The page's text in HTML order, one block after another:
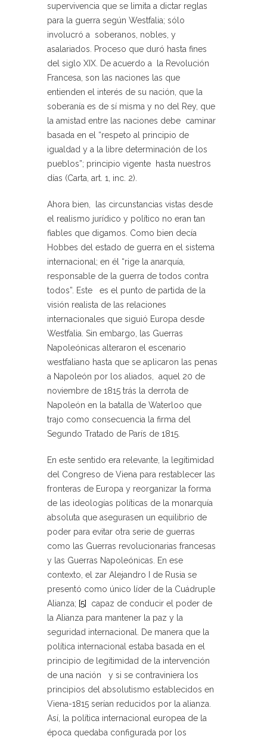
supervivencia que se limita a dictar reglas
para la guerra según Westfalia; sólo
involucró a soberanos, nobles, y
asalariados. Proceso que duró hasta fines
del siglo XIX. De acuerdo a la Revolución
Francesa, son las naciones las que
entienden el interés de su nación, que la
soberanía es de sí misma y no del Rey, que
la amistad entre las naciones debe caminar
basada en el “respeto al principio de
igualdad y a la libre determinación de los
pueblos”; principio vigente hasta nuestros
días (Carta, art. 1, inc. 2).
Ahora bien, las circunstancias vistas desde
el realismo jurídico y político no eran tan
fiables que digamos. Como bien decía
Hobbes del estado de guerra en el sistema
internacional; en él “rige la anarquía,
responsable de la guerra de todos contra
todos”. Este es el punto de partida de la
visión realista de las relaciones
internacionales que siguió Europa desde
Westfalia. Sin embargo, las Guerras
Napoleónicas alteraron el escenario
westfaliano hasta que se aplicaron las penas
a Napoleón por los aliados, aquel 20 de
noviembre de 1815 trás la derrota de
Napoleón en la batalla de Waterloo que
trajo como consecuencia la firma del
Segundo Tratado de París de 1815.
En este sentido era relevante, la legitimidad
del Congreso de Viena para restablecer las
fronteras de Europa y reorganizar la forma
de las ideologías políticas de la monarquía
absoluta que asegurasen un equilibrio de
poder para evitar otra serie de guerras
como las Guerras revolucionarias francesas
y las Guerras Napoleónicas. En ese
contexto, el zar Alejandro I de Rusia se
presentó como único líder de la Cuádruple
Alianza; [5]
capaz de conducir el poder de
la Alianza para mantener la paz y la
seguridad internacional. De manera que la
política internacional estaba basada en el
principio de legitimidad de la intervención
de una nación y si se contraviniera los
principios del absolutismo establecidos en
Viena-1815 serían reducidos por la alianza.
Así, la política internacional europea de la
época quedaba configurada por los